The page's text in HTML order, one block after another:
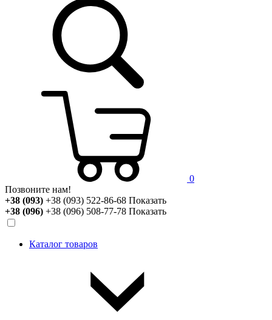
0
Позвоните нам!
+38 (093) +38 (093) 522-86-68 Показать
+38 (096) +38 (096) 508-77-78 Показать
Каталог товаров